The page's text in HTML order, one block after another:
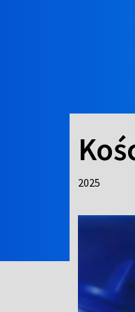
2025